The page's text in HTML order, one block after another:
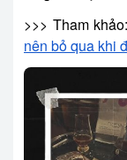
>>> Tham khảo:
nên bỏ qua khi